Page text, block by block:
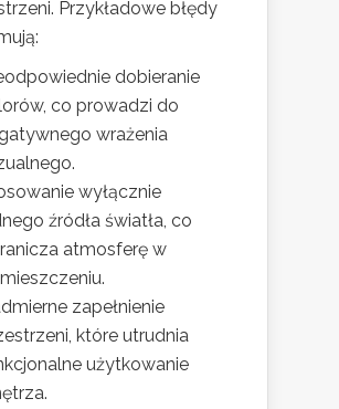
Przykładowe błędy
dobieranie
co prowadzi do
wrażenia
wyłącznie
źródła światła, co
atmosferę w
zapełnienie
które utrudnia
użytkowanie